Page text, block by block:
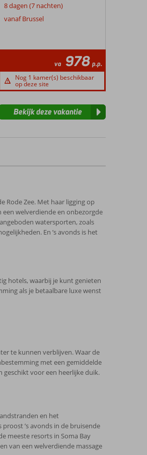
8 dagen (7 nachten)
vanaf Brussel
va 978 p.p.
Nog 1 kamer(s) beschikbaar
op deze site
Bekijk deze vakantie
Rode Zee. Met haar ligging op
welverdiende en onbezorgde
watersporten, zoals
En ’s avonds is het
hotels, waarbij je kunt genieten
als je betaalbare luxe wenst
te kunnen verblijven. Waar de
met een gemiddelde
geschikt voor een heerlijke duik.
en het
’s avonds in de bruisende
meeste resorts in Soma Bay
van een welverdiende massage